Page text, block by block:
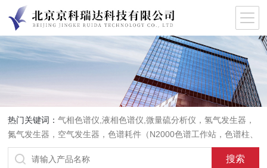
热门关键词：气相色谱仪,液相色谱仪,微量硫分析仪，氢气发生器，
氮气发生器，空气发生器，色谱耗件（N2000色谱工作站，色谱柱、
阀件、进样器、色谱担体），顶空进样器，热解析仪，紫外分光光度
计，原子吸收分光光度计，傅立叶红外光谱仪，分析天平等常规实验